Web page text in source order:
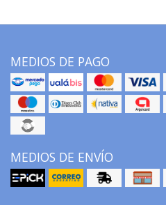
MEDIOS DE PAGO
MEDIOS DE ENVÍO